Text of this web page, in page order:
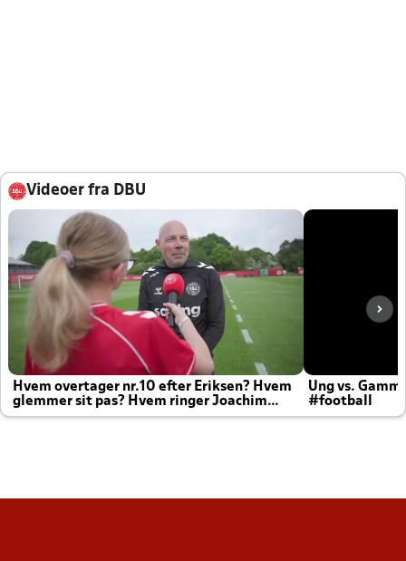
Videoer fra DBU
Hvem overtager nr.10 efter Eriksen? Hvem
glemmer sit pas? Hvem ringer Joachim
altid til efter kampe?
Ung vs.
#football